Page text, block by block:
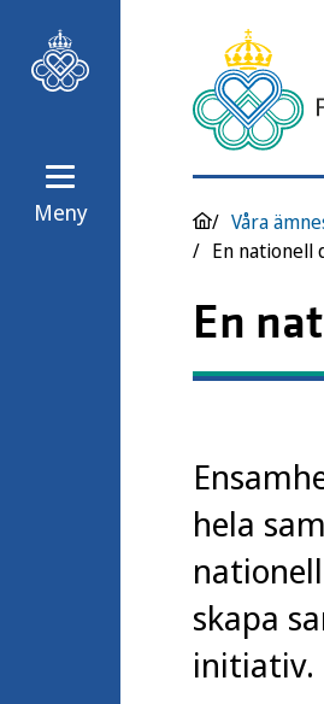
Meny Våra
En
hela
skapa
initiativ.